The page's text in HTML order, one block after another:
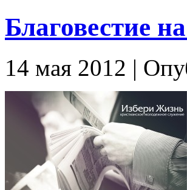
Благовестие
14 мая 2012 |